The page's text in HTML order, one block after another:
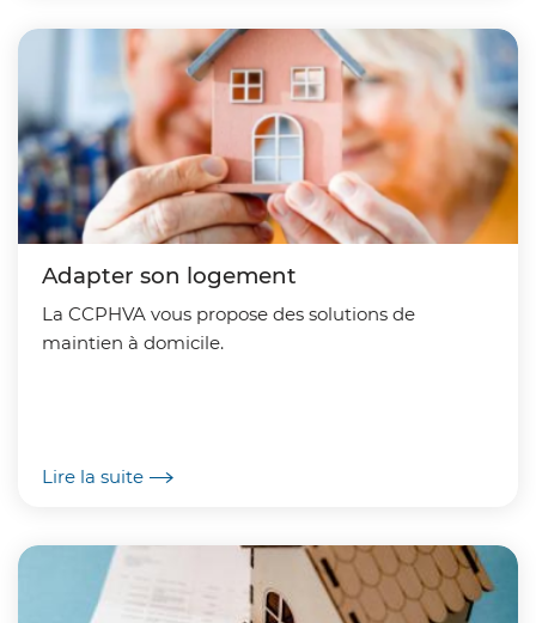
Adapter son logement
La CCPHVA vous propose des solutions de
maintien à domicile.
Lire la suite